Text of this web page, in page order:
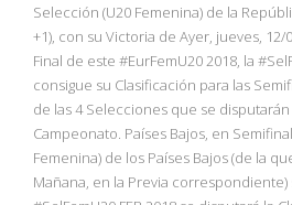
Selección (U20 Femenina) de la
+1), con su Victoria de Ayer, jueves,
Final de este #EurFemU20 2018, la
consigue su Clasificación para las
de las 4 Selecciones que se
Campeonato. Países Bajos, en
Femenina) de los Países Bajos (de la
Mañana, en la Previa correspondiente)